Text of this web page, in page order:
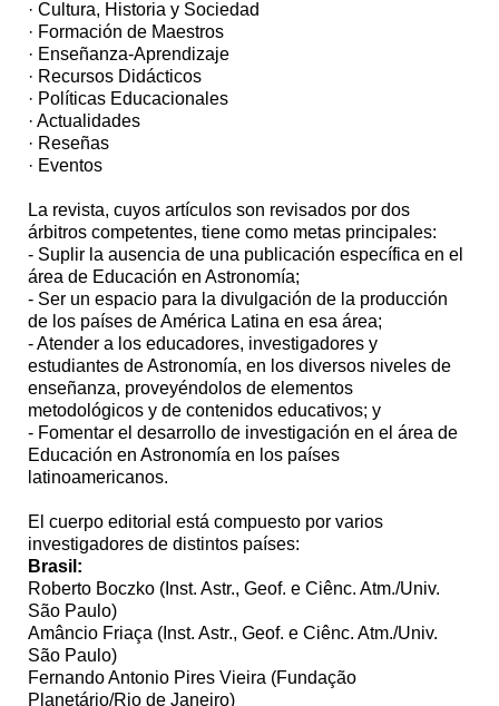
· Cultura, Historia y Sociedad
· Formación de Maestros
· Enseñanza-Aprendizaje
· Recursos Didácticos
· Políticas Educacionales
· Actualidades
· Reseñas
· Eventos
La revista, cuyos artículos son revisados por dos
árbitros competentes, tiene como metas principales:
- Suplir la ausencia de una publicación específica en el
área de Educación en Astronomía;
- Ser un espacio para la divulgación de la producción
de los países de América Latina en esa área;
- Atender a los educadores, investigadores y
estudiantes de Astronomía, en los diversos niveles de
enseñanza, proveyéndolos de elementos
metodológicos y de contenidos educativos; y
- Fomentar el desarrollo de investigación en el área de
Educación en Astronomía en los países
latinoamericanos.
El cuerpo editorial está compuesto por varios
investigadores de distintos países:
Brasil:
Roberto Boczko (Inst. Astr., Geof. e Ciênc. Atm./Univ.
São Paulo)
Amâncio Friaça (Inst. Astr., Geof. e Ciênc. Atm./Univ.
São Paulo)
Fernando Antonio Pires Vieira (Fundação
Planetário/Rio de Janeiro)